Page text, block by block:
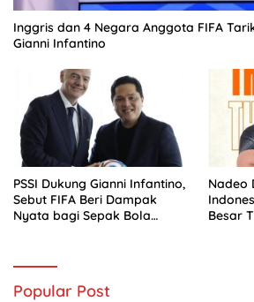
Inggris dan 4 Negara Anggota FIFA
Gianni Infantino
PSSI Dukung Gianni Infantino,
Sebut FIFA Beri Dampak
Nyata bagi Sepak Bola
Nadeo
Besar
Popular Post